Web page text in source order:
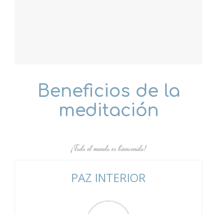
Beneficios de la
meditación
¡Todo el mundo es bienvenido!
PAZ INTERIOR